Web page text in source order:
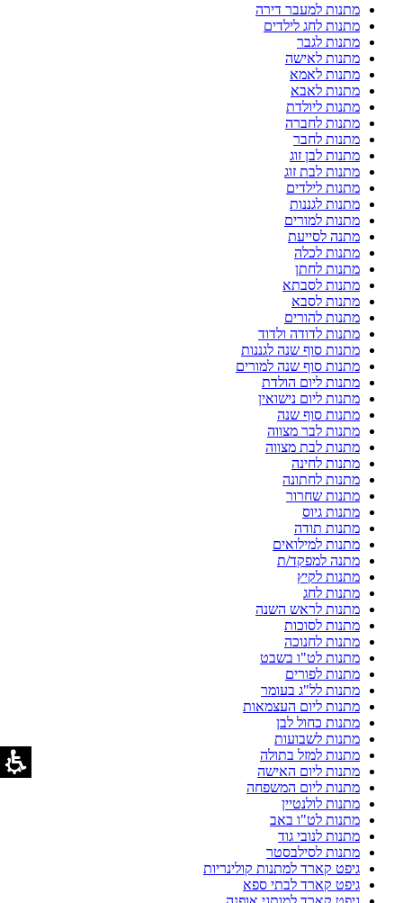
מתנות למעבר דירה
מתנות לחג לילדים
מתנות לגבר
מתנות לאישה
מתנות לאמא
מתנות לאבא
מתנות ליולדת
מתנות לחברה
מתנות לחבר
מתנות לבן זוג
מתנות לבת זוג
מתנות לילדים
מתנות לגננות
מתנות למורים
מתנה לסייעת
מתנות לכלה
מתנות לחתן
מתנות לסבתא
מתנות לסבא
מתנות להורים
מתנות לדודה ולדוד
מתנות סוף שנה לגננות
מתנות סוף שנה למורים
מתנות ליום הולדת
מתנות ליום נישואין
מתנות סוף שנה
מתנות לבר מצווה
מתנות לבת מצווה
מתנות לחינה
מתנות לחתונה
מתנות שחרור
מתנות גיוס
מתנות תודה
מתנות למילואים
מתנה למפקד/ת
מתנות לקיץ
מתנות לחג
מתנות לראש השנה
מתנות לסוכות
מתנות לחנוכה
מתנות לט"ו בשבט
מתנות לפורים
מתנות לל"ג בעומר
מתנות ליום העצמאות
מתנות כחול לבן
מתנות לשבועות
מתנות למזל בתולה
מתנות ליום האישה
מתנות ליום המשפחה
מתנות לולנטיין
מתנות לט"ו באב
מתנות לנובי גוד
מתנות לסילבסטר
גיפט קארד למתנות קולינריות
גיפט קארד לבתי ספא